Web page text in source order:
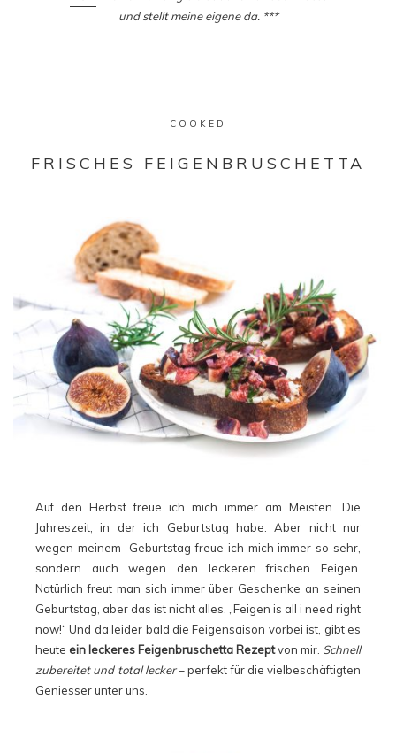
und stellt meine eigene da. ***
COOKED
FRISCHES FEIGENBRUSCHETTA
Auf den Herbst freue ich mich immer am Meisten. Die
Jahreszeit, in der ich Geburtstag habe. Aber nicht nur
wegen meinem Geburtstag freue ich mich immer so sehr,
sondern auch wegen den leckeren frischen Feigen.
Natürlich freut man sich immer über Geschenke an seinen
Geburtstag, aber das ist nicht alles. „Feigen is all i need right
now!“ Und da leider bald die Feigensaison vorbei ist, gibt es
heute ein leckeres Feigenbruschetta Rezeptvon mir. Schnell
zubereitet und total lecker– perfekt für die vielbeschäftigten
Geniesser unter uns.